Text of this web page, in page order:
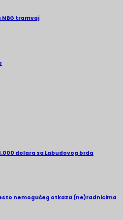
tramvaj
dolara sa Labudovog brda
nemogućeg otkaza (ne)radnicima